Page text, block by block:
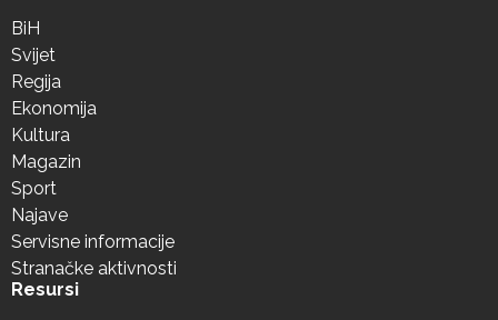
BiH
Svijet
Regija
Ekonomija
Kultura
Magazin
Sport
Najave
Servisne informacije
Stranačke aktivnosti
Resursi